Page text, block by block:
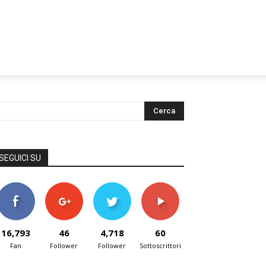
SU
16,793
Fan
46
Follower
4,718
Follower
60
Sottoscrittori